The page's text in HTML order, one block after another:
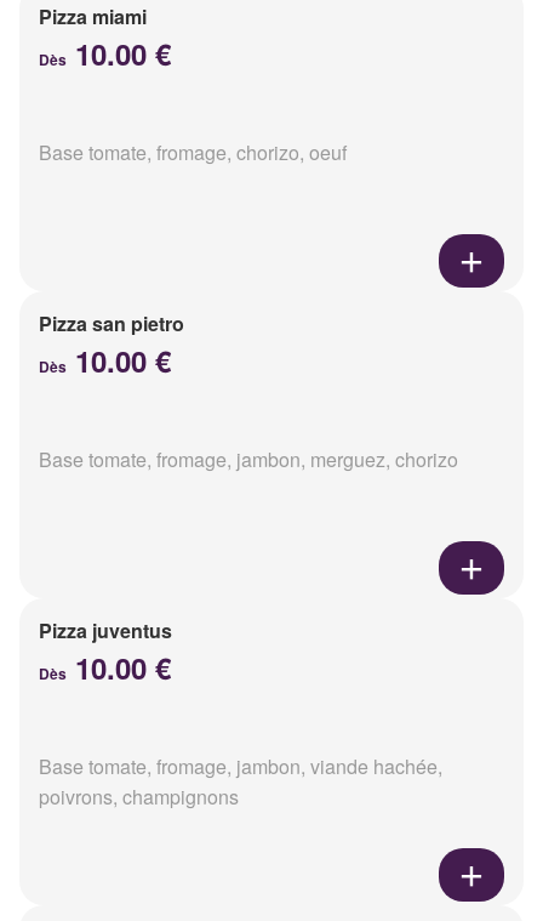
Pizza miami
Dès 10.00 €
Base tomate, fromage, chorizo, oeuf
Pizza san pietro
Dès 10.00 €
Base tomate, fromage, jambon, merguez, chorizo
Pizza juventus
Dès 10.00 €
Base tomate, fromage, jambon, viande hachée,
poivrons, champignons